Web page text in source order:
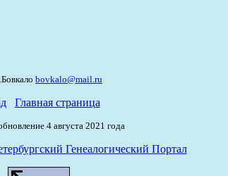
bovkalo@mail.ru
Главная страница
4 августа 2021 года